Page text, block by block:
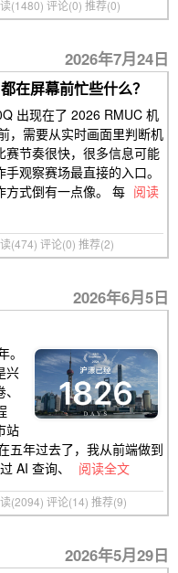
(1480) 评论(0) 推荐(0)
2026年7月24日
在屏幕前忙些什么？
出现在了 2026 RMUC 机
，需要从实时画面里判断机
节奏很快，很多信息可能
观察赛场最直接的入口。
方式倒有一点像。 每 阅读
(474) 评论(0) 推荐(2)
2026年6月5日
兴
站
五年过去了，我从前端做到
AI 查询、
阅读全文
(2094) 评论(14) 推荐(9)
2026年5月29日